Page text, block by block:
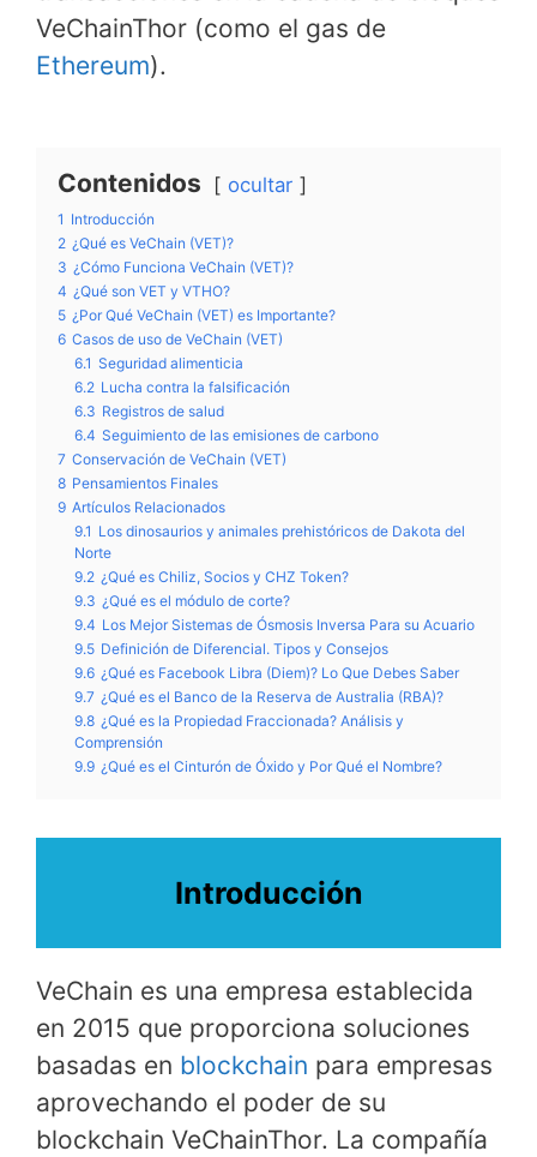
VeChainThor (como el gas de
Ethereum).
Contenidos ocultar
1 Introducción
2 ¿Qué es VeChain (VET)?
3 ¿Cómo Funciona VeChain (VET)?
4 ¿Qué son VET y VTHO?
5 ¿Por Qué VeChain (VET) es Importante?
6 Casos de uso de VeChain (VET)
6.1 Seguridad alimenticia
6.2 Lucha contra la falsificación
6.3 Registros de salud
6.4 Seguimiento de las emisiones de carbono
7 Conservación de VeChain (VET)
8 Pensamientos Finales
9 Artículos Relacionados
9.1 Los dinosaurios y animales prehistóricos de Dakota del
Norte
9.2 ¿Qué es Chiliz, Socios y CHZ Token?
9.3 ¿Qué es el módulo de corte?
9.4 Los Mejor Sistemas de Ósmosis Inversa Para su Acuario
9.5 Definición de Diferencial. Tipos y Consejos
9.6 ¿Qué es Facebook Libra (Diem)? Lo Que Debes Saber
9.7 ¿Qué es el Banco de la Reserva de Australia (RBA)?
9.8 ¿Qué es la Propiedad Fraccionada? Análisis y
Comprensión
9.9 ¿Qué es el Cinturón de Óxido y Por Qué el Nombre?
Introducción
VeChain es una empresa establecida
en 2015 que proporciona soluciones
basadas en blockchain para empresas
aprovechando el poder de su
blockchain VeChainThor. La compañía